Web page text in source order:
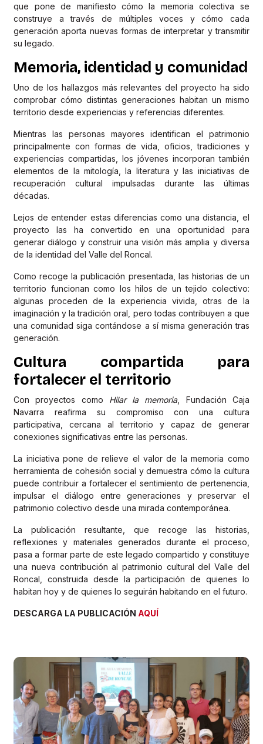
que pone de manifiesto cómo la memoria colectiva se
construye a través de múltiples voces y cómo cada
generación aporta nuevas formas de interpretar y transmitir
su legado.
Memoria, identidad y comunidad
Uno de los hallazgos más relevantes del proyecto ha sido
comprobar cómo distintas generaciones habitan un mismo
territorio desde experiencias y referencias diferentes.
Mientras las personas mayores identifican el patrimonio
principalmente con formas de vida, oficios, tradiciones y
experiencias compartidas, los jóvenes incorporan también
elementos de la mitología, la literatura y las iniciativas de
recuperación cultural impulsadas durante las últimas
décadas.
Lejos de entender estas diferencias como una distancia, el
proyecto las ha convertido en una oportunidad para
generar diálogo y construir una visión más amplia y diversa
de la identidad del Valle del Roncal.
Como recoge la publicación presentada, las historias de un
territorio funcionan como los hilos de un tejido colectivo:
algunas proceden de la experiencia vivida, otras de la
imaginación y la tradición oral, pero todas contribuyen a que
una comunidad siga contándose a sí misma generación tras
generación.
Cultura compartida para
fortalecer el territorio
Con proyectos como Hilar la memoria, Fundación Caja
Navarra reafirma su compromiso con una cultura
participativa, cercana al territorio y capaz de generar
conexiones significativas entre las personas.
La iniciativa pone de relieve el valor de la memoria como
herramienta de cohesión social y demuestra cómo la cultura
puede contribuir a fortalecer el sentimiento de pertenencia,
impulsar el diálogo entre generaciones y preservar el
patrimonio colectivo desde una mirada contemporánea.
La publicación resultante, que recoge las historias,
reflexiones y materiales generados durante el proceso,
pasa a formar parte de este legado compartido y constituye
una nueva contribución al patrimonio cultural del Valle del
Roncal, construida desde la participación de quienes lo
habitan hoy y de quienes lo seguirán habitando en el futuro.
DESCARGA LA PUBLICACIÓN AQUÍ